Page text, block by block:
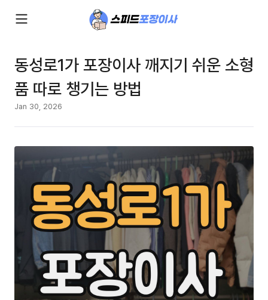
동성로1가 포장이사 깨지기 쉬운 소형
품 따로 챙기는 방법
Jan 30, 2026